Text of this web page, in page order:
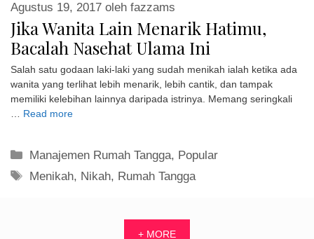
Jika Wanita Lain Menarik Hatimu,
Bacalah Nasehat Ulama Ini
Agustus 19, 2017 oleh fazzams
Salah satu godaan laki-laki yang sudah menikah ialah ketika ada
wanita yang terlihat lebih menarik, lebih cantik, dan tampak
memiliki kelebihan lainnya daripada istrinya. Memang seringkali
Read more
Kategori
Manajemen Rumah Tangga, Popular
Tag
Menikah, Nikah, Rumah Tangga
+ MORE